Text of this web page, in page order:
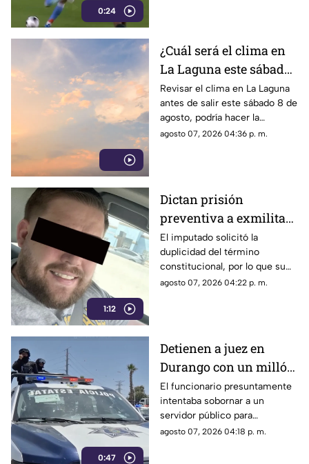
0:24
¿Cuál será el clima en
La Laguna este sábado
8 de agosto 2026?
Revisar el clima en La Laguna
antes de salir este sábado 8 de
agosto, podría hacer la
diferencia entre un día
agosto 07, 2026 04:36 p. m.
1:12
Dictan prisión
preventiva a exmilitar
estadounidense por
asesinato de tres
personas en Coahuila
El imputado solicitó la
duplicidad del término
constitucional, por lo que su
situación jurídica se definirá
agosto 07, 2026 04:22 p. m.
0:47
Detienen a juez en
Durango con un millón
de pesos y un arma de
fuego
El funcionario presuntamente
intentaba sobornar a un
servidor público para
reclasificar diversas causas
agosto 07, 2026 04:18 p. m.